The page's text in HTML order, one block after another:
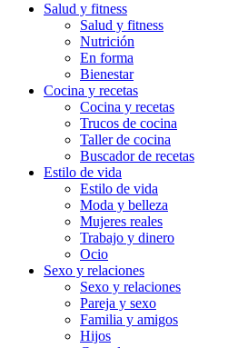
Salud y fitness
Salud y fitness
Nutrición
En forma
Bienestar
Cocina y recetas
Cocina y recetas
Trucos de cocina
Taller de cocina
Buscador de recetas
Estilo de vida
Estilo de vida
Moda y belleza
Mujeres reales
Trabajo y dinero
Ocio
Sexo y relaciones
Sexo y relaciones
Pareja y sexo
Familia y amigos
Hijos